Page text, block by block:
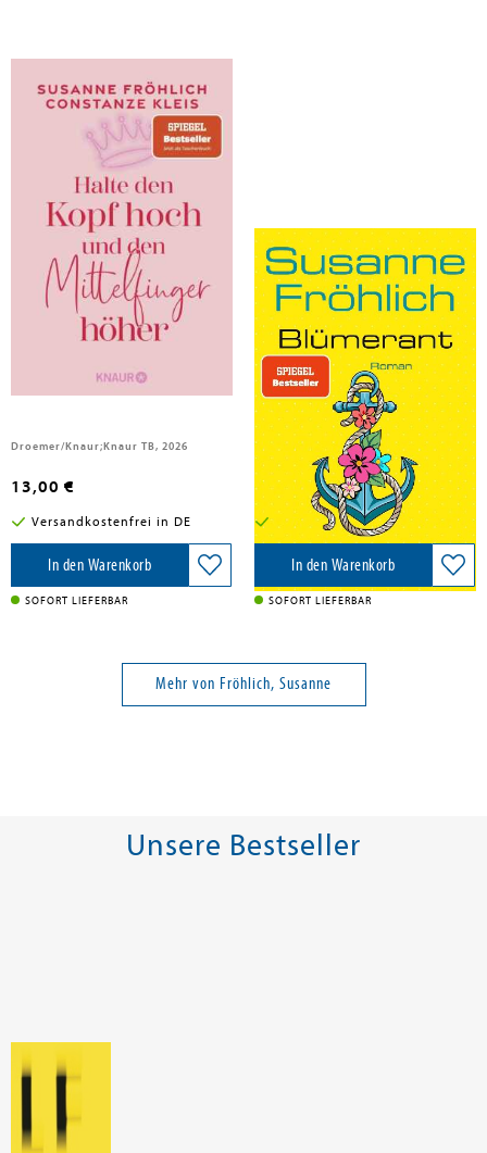
Mittelfinger höher
Droemer/Knaur;Knaur TB, 2026
13,00 €
Versandkostenfrei in DE
In den Warenkorb
SOFORT LIEFERBAR
Fröhlich, Susanne
Blümerant
Band 14
Knaur HC, 2026
21,00 €
Versandkostenfrei in DE
In den Warenkorb
SOFORT LIEFERBAR
Mehr von Fröhlich, Susanne
Unsere Bestseller